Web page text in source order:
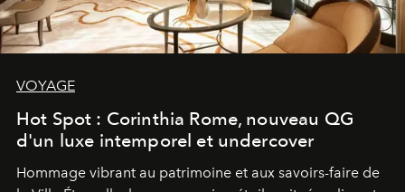
VOYAGE
Hot Spot : Corinthia Rome, nouveau QG
d'un luxe intemporel et undercover
Hommage vibrant au patrimoine et aux savoirs-faire de